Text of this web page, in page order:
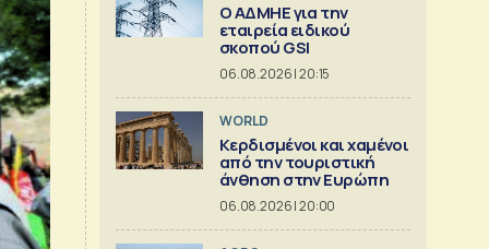
O ΑΔΜΗΕ για την
εταιρεία ειδικού
σκοπού GSI
06.08.2026 | 20:15
WORLD
Κερδισμένοι και χαμένοι
από την τουριστική
άνθηση στην Ευρώπη
06.08.2026 | 20:00